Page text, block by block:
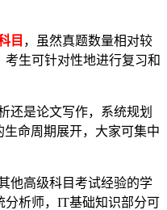
目 ，虽然真题数量相对较
生可针对性地进行复习和
还是论文写作，系统规划
命周期展开，大家可集中
他高级科目考试经验的学
分析师，IT基础知识部分可